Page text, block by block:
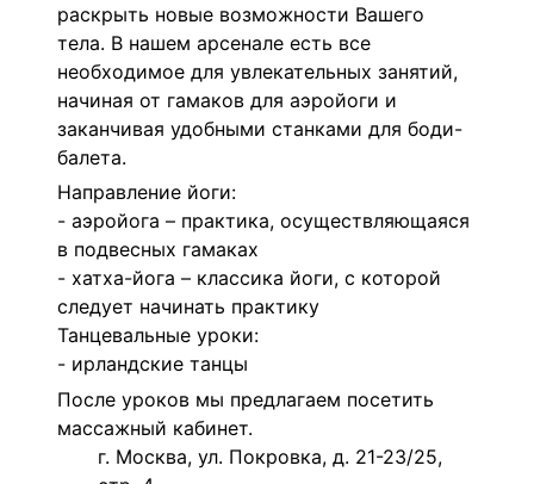
раскрыть новые возможности Вашего
тела. В нашем арсенале есть все
необходимое для увлекательных занятий,
начиная от гамаков для аэройоги и
заканчивая удобными станками для боди-
балета.
Направление йоги:
- аэройога – практика, осуществляющаяся
в подвесных гамаках
- хатха-йога – классика йоги, с которой
следует начинать практику
Танцевальные уроки:
- ирландские танцы
После уроков мы предлагаем посетить
массажный кабинет.
г. Москва, ул. Покровка, д. 21-23/25,